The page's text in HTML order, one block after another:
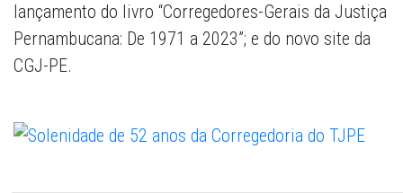
lançamento do livro “Corregedores-Gerais da Justiça
Pernambucana: De 1971 a 2023”; e do novo site da
CGJ-PE.